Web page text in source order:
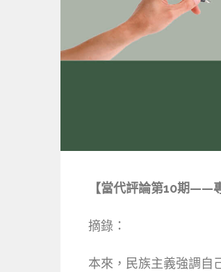
【當代評論第10期——
摘錄：
本來，民族主義強調自